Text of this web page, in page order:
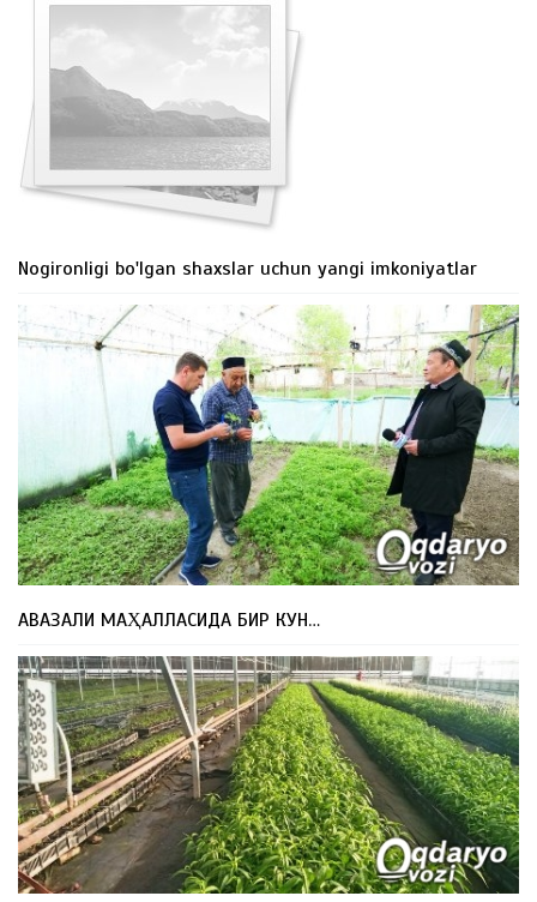
Nogironligi bo'lgan shaxslar uchun yangi imkoniyatlar
АВАЗАЛИ МАҲАЛЛАСИДА БИР КУН…